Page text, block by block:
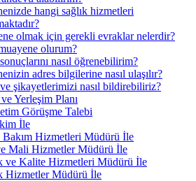
hangi sağlık hizmetleri
olmak için gerekli evraklar nelerdir?
olurum?
nasıl öğrenebilirim?
adres bilgilerine nasıl ulaşılır?
şikayetlerimizi nasıl bildirebiliriz?
Yerleşim Planı
Görüşme Talebi
İle
Bakım Hizmetleri Müdürü İle
Mali Hizmetler Müdürü İle
ve Kalite Hizmetleri Müdürü İle
Hizmetler Müdürü İle